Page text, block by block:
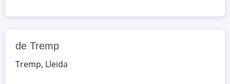
de Tremp
Tremp, Lleida